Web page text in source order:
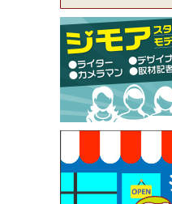
[有効期限]2026年9月30日
【ジモア限定特
50円（Premiere
[有効期限]2026年9月30日
焼き餃子 一皿サ
早稲田店）
[有効期限]2026年9月30日